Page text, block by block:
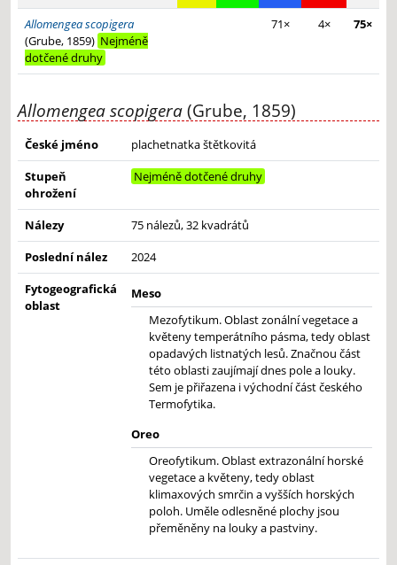
Allomengea scopigera
(Grube, 1859) Nejméně
dotčené druhy
71× 4× 75×
Allomengea scopigera(Grube, 1859)
České jméno
plachetnatka štětkovitá
Stupeň
ohrožení
Nejméně dotčené druhy
Nálezy
75 nálezů, 32 kvadrátů
Poslední nález
2024
Fytogeografická
oblast
Meso
Mezofytikum. Oblast zonální vegetace a
květeny temperátního pásma, tedy oblast
opadavých listnatých lesů. Značnou část
této oblasti zaujímají dnes pole a louky.
Sem je přiřazena i východní část českého
Termofytika.
Oreo
Oreofytikum. Oblast extrazonální horské
vegetace a květeny, tedy oblast
klimaxových smrčin a vyšších horských
poloh. Uměle odlesněné plochy jsou
přeměněny na louky a pastviny.